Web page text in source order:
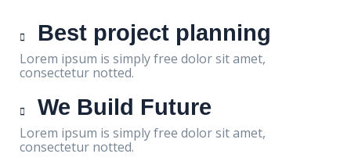
Best project planning
Lorem ipsum is simply free dolor sit amet,
consectetur notted.
We Build Future
Lorem ipsum is simply free dolor sit amet,
consectetur notted.